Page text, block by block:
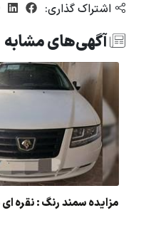
اشتراک گذاری:
آگهی‌های مشابه
مزایده سمند رنگ : نقره ای